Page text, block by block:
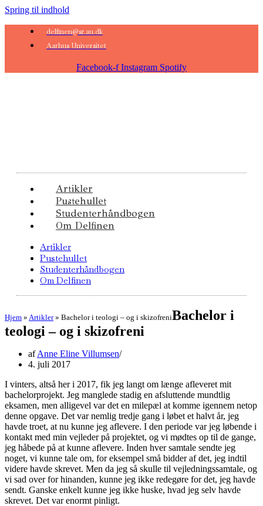
Spring til indhold
delfinen@sr.au.dk
Aarhus Universitet
Facebook-f Instagram Spotify
Artikler
Pustehullet
Studenterhåndbogen
Om Delfinen
Artikler
Pustehullet
Studenterhåndbogen
Om Delfinen
Hjem » Artikler» Bachelor i teologi – og i skizofreniBachelor i
teologi – og i skizofreni
afAnne Eline Villumsen
4. juli 2017
I vinters, altså her i 2017, fik jeg langt om længe afleveret mit
bachelorprojekt. Jeg manglede stadig en afsluttende mundtlig
eksamen, men alligevel var det en milepæl at komme igennem netop
denne opgave. Det var nemlig tredje gang i løbet et halvt år, jeg
havde troet, at nu kunne jeg aflevere. I den periode var jeg løbende i
kontakt med min vejleder på projektet, og vi mødtes op til de gange,
jeg håbede på at kunne aflevere. Inden hver samtale sendte jeg
noget, vi kunne tale om, for eksempel små bidder af det, jeg indtil
videre havde skrevet. Men da jeg så skulle til vejledningssamtale, og
vi sad over for hinanden, kunne jeg ikke redegøre for det, jeg havde
sendt. Ganske enkelt kunne jeg ikke huske, hvad jeg selv havde
skrevet. Det var enormt pinligt.